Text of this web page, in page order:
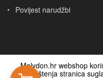
Molydon.hr webshop
korištenja stranica
Povijest narudžbi